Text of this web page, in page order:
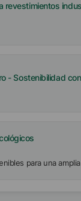
revestimientos
- Sostenibilidad
para una